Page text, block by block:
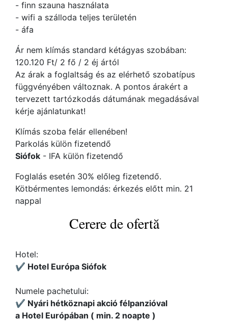
- finn szauna használata
- wifi a szálloda teljes területén
- áfa
Ár nem klímás standard kétágyas szobában:
120.120 Ft/ 2 fő / 2 éj ártól
Az árak a foglaltság és az elérhető szobatípus
függvényében változnak. A pontos árakért a
tervezett tartózkodás dátumának megadásával
kérje ajánlatunkat!
Klímás szoba felár ellenében!
Parkolás külön fizetendő
Siófok - IFA külön fizetendő
Foglalás esetén 30% előleg fizetendő.
Kötbérmentes lemondás: érkezés előtt min. 21
nappal
Cerere de ofertă
Hotel:
✔️ Hotel Európa Siófok
Numele pachetului:
✔️ Nyári hétköznapi akció félpanzióval
a Hotel Európában ( min. 2 noapte )